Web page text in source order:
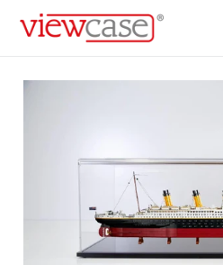
Direkt
zum